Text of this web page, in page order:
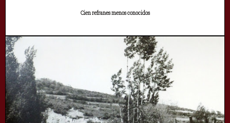
Cien refranes menos conocidos